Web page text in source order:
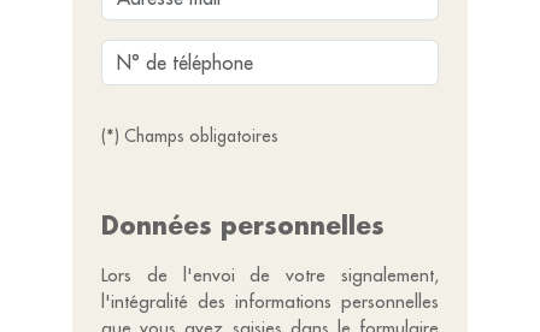
(*) Champs obligatoires
Données personnelles
Lors de l'envoi de votre signalement,
l'intégralité des informations personnelles